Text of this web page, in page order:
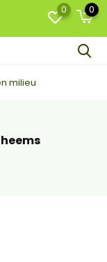
0 0
milieu